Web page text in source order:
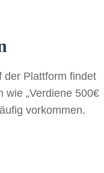
der Plattform findet
wie „Verdiene 500€
vorkommen.